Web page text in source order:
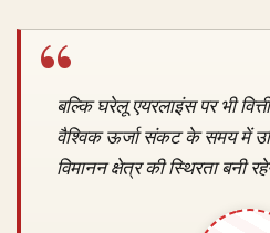
बल्कि घरेलू एयरलाइंस पर भी
वैश्विक ऊर्जा संकट के समय में
विमानन क्षेत्र की स्थिरता बनी